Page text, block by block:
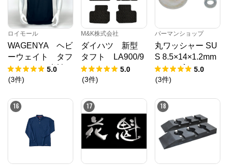
ロイモール
WAGENYA ヘビ
ーウェイト タフ
Ｔシャツ 半袖
ブラック Ｍ
5.0
(3件)
M&K株式会社
ダイハツ 新型
タフト LA900/9
10S フロアマッ
ト R2/6～ カ
抗ウイルス 消
臭 スタンダード
タイプ
5.0
(3件)
パーマンショップ
丸ワッシャー SU
S 8.5×14×1.2mm
1500ヶ入り5.0
(3件)
16 17 18